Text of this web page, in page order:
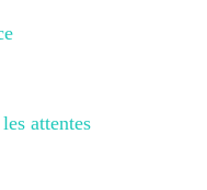
attentes